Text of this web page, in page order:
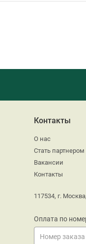
Контакты
О нас
Стать партнером
Вакансии
Контакты
117534, г.
Оплата по